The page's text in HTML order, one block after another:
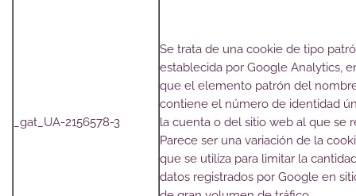
_gat_UA-2156578-3
Se trata de una cookie de tipo
establecida por Google Analytics,
que el elemento patrón del
contiene el número de identidad
la cuenta o del sitio web al que se
Parece ser una variación de la
que se utiliza para limitar la
datos registrados por Google en